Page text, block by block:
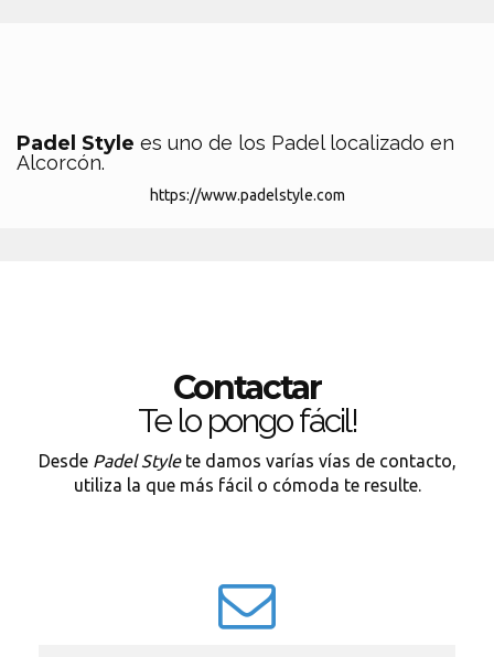
Padel Style es uno de los Padel localizado en
Alcorcón.
https://www.padelstyle.com
Contactar
Te lo pongo fácil!
Desde Padel Stylete damos varías vías de contacto,
utiliza la que más fácil o cómoda te resulte.